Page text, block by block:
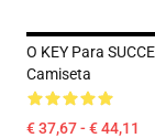
O KEY Para
Camiseta
€ 37,67 - € 44,11